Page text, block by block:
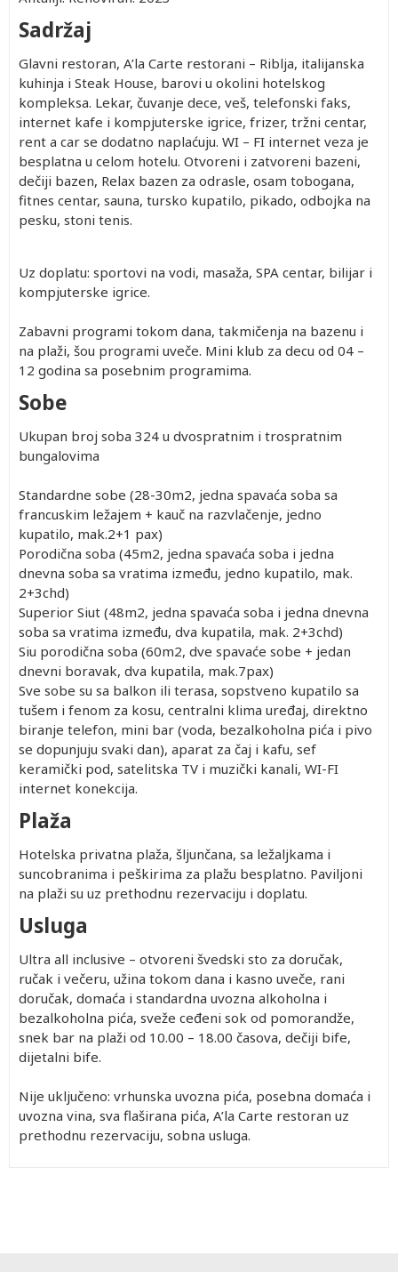
Sadržaj
Glavni restoran, A’la Carte restorani – Riblja, italijanska
kuhinja i Steak House, barovi u okolini hotelskog
kompleksa. Lekar, čuvanje dece, veš, telefonski faks,
internet kafe i kompjuterske igrice, frizer, tržni centar,
rent a car se dodatno naplaćuju. WI – FI internet veza je
besplatna u celom hotelu. Otvoreni i zatvoreni bazeni,
dečiji bazen, Relax bazen za odrasle, osam tobogana,
fitnes centar, sauna, tursko kupatilo, pikado, odbojka na
pesku, stoni tenis.
Uz doplatu: sportovi na vodi, masaža, SPA centar, bilijar i
kompjuterske igrice.
Zabavni programi tokom dana, takmičenja na bazenu i
na plaži, šou programi uveče. Mini klub za decu od 04 –
12 godina sa posebnim programima.
Sobe
Ukupan broj soba 324 u dvospratnim i trospratnim
bungalovima
Standardne sobe (28-30m2, jedna spavaća soba sa
francuskim ležajem + kauč na razvlačenje, jedno
kupatilo, mak.2+1 pax)
Porodična soba (45m2, jedna spavaća soba i jedna
dnevna soba sa vratima između, jedno kupatilo, mak.
2+3chd)
Superior Siut (48m2, jedna spavaća soba i jedna dnevna
soba sa vratima između, dva kupatila, mak. 2+3chd)
Siu porodična soba (60m2, dve spavaće sobe + jedan
dnevni boravak, dva kupatila, mak.7pax)
Sve sobe su sa balkon ili terasa, sopstveno kupatilo sa
tušem i fenom za kosu, centralni klima uređaj, direktno
biranje telefon, mini bar (voda, bezalkoholna pića i pivo
se dopunjuju svaki dan), aparat za čaj i kafu, sef
keramički pod, satelitska TV i muzički kanali, WI-FI
internet konekcija.
Plaža
Hotelska privatna plaža, šljunčana, sa ležaljkama i
suncobranima i peškirima za plažu besplatno. Paviljoni
na plaži su uz prethodnu rezervaciju i doplatu.
Usluga
Ultra all inclusive – otvoreni švedski sto za doručak,
ručak i večeru, užina tokom dana i kasno uveče, rani
doručak, domaća i standardna uvozna alkoholna i
bezalkoholna pića, sveže ceđeni sok od pomorandže,
snek bar na plaži od 10.00 – 18.00 časova, dečiji bife,
dijetalni bife.
Nije uključeno: vrhunska uvozna pića, posebna domaća i
uvozna vina, sva flaširana pića, A’la Carte restoran uz
prethodnu rezervaciju, sobna usluga.